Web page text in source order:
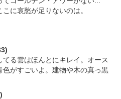
に哀愁が足りないのは。
る雲はほんとにキレイ。オース
色がすごいよ。建物や木の真っ黒